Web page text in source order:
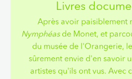
Livres
Après avoir paisiblement
Nymphéasde Monet, et
du musée de l'Orangerie,
sûrement envie d'en savoir
artistes qu'ils ont vus. Avec